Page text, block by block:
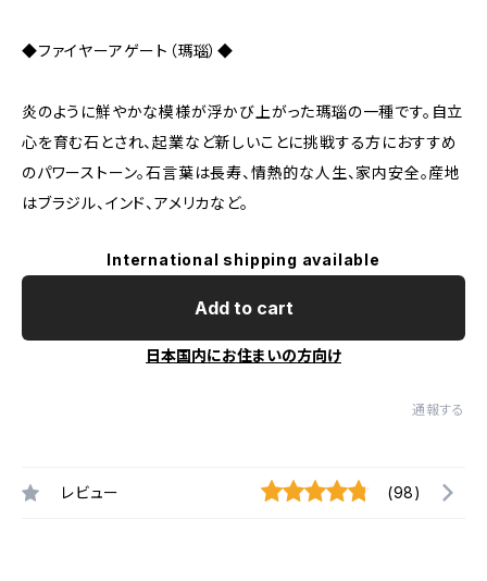
◆ファイヤーアゲート（瑪瑙）◆
炎のように鮮やかな模様が浮かび上がった瑪瑙の一種です。自立
心を育む石とされ、起業など新しいことに挑戦する方におすすめ
のパワーストーン。石言葉は長寿、情熱的な人生、家内安全。産地
はブラジル、インド、アメリカなど。
International shipping available
Add to cart
日本国内にお住まいの方向け
通報する
レビュー (98)